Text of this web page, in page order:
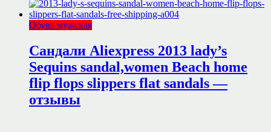
Обувь мужская
Сандали Aliexpress 2013 lady’s
Sequins sandal,women Beach home
flip flops slippers flat sandals —
отзывы